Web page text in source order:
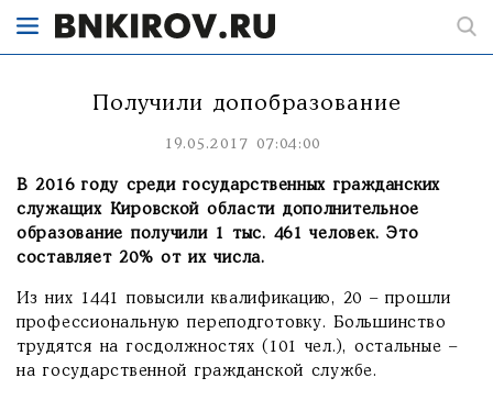
Получили допобразование
19.05.2017 07:04:00
В 2016 году среди государственных гражданских
служащих Кировской области дополнительное
образование получили 1 тыс. 461 человек. Это
составляет 20% от их числа.
Из них 1441 повысили квалификацию, 20 – прошли
профессиональную переподготовку. Большинство
трудятся на госдолжностях (101 чел.), остальные –
на государственной гражданской службе.